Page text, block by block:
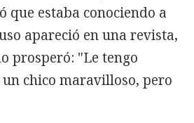
que estaba conociendo a
apareció en una revista,
prosperó: "Le tengo
chico maravilloso, pero